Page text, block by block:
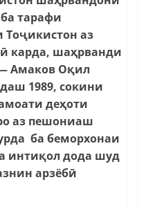
тарафи
аз
карда, шаҳрванди
Амаков Оқил
1989, сокини
деҳоти
аз пешониаш
ба беморхонаи
интиқол дода шуд
арзёбӣ